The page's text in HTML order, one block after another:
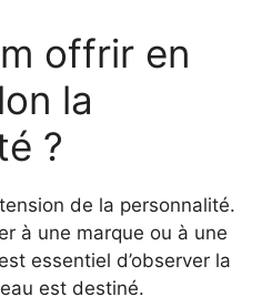
offrir en
la
?
de la personnalité.
à une marque ou à une
essentiel d’observer la
est destiné.